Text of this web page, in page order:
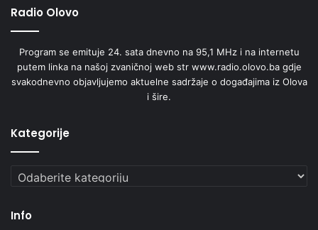
Radio Olovo
Program se emituje 24. sata dnevno na 95,1 MHz i na internetu
putem linka na našoj zvaničnoj web str www.radio.olovo.ba gdje
svakodnevno objavljujemo aktuelne sadržaje o događajima iz Olova
i šire.
Kategorije
Kategorije
Info